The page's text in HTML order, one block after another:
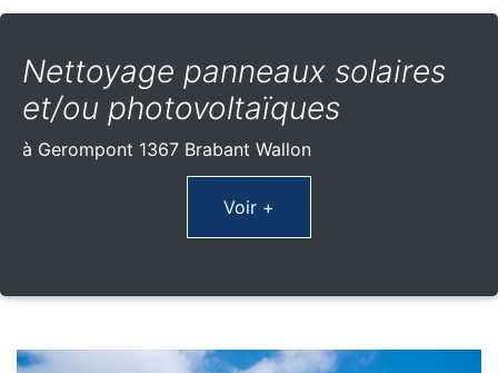
Nettoyage panneaux solaires
et/ou photovoltaïques
à Gerompont 1367 Brabant Wallon
Voir +